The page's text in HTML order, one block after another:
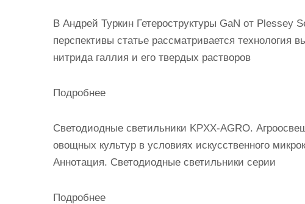
В Андрей Туркин Гетероструктуры GaN от Plessey
перспективы статье рассматривается технология
нитрида галлия и его твердых растворов
Подробнее
Светодиодные светильники KPXX-AGRO.
овощных культур в условиях искусственного
Аннотация. Светодиодные светильники серии
Подробнее